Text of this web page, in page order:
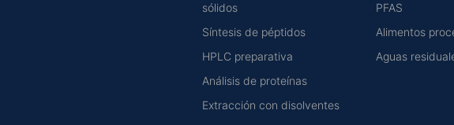
sólidos
Síntesis de péptidos
HPLC preparativa
Análisis de proteínas
Extracción con disolventes
PFAS
Alimentos
Aguas